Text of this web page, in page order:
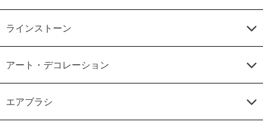
ラインストーン
アート・デコレーション
エアブラシ